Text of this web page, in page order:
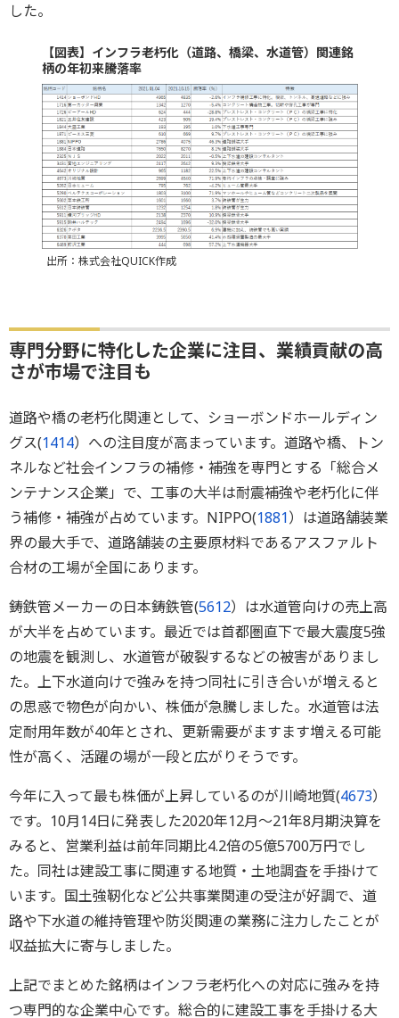
した。
【図表】インフラ老朽化（道路、橋梁、水道管）関連銘
柄の年初来騰落率
出所：株式会社QUICK作成
専門分野に特化した企業に注目、業績貢献の高
さが市場で注目も
道路や橋の老朽化関連として、ショーボンドホールディン
グス(1414）への注目度が高まっています。道路や橋、トン
ネルなど社会インフラの補修・補強を専門とする「総合メ
ンテナンス企業」で、工事の大半は耐震補強や老朽化に伴
う補修・補強が占めています。NIPPO(1881）は道路舗装業
界の最大手で、道路舗装の主要原材料であるアスファルト
合材の工場が全国にあります。
鋳鉄管メーカーの日本鋳鉄管(5612）は水道管向けの売上高
が大半を占めています。最近では首都圏直下で最大震度5強
の地震を観測し、水道管が破裂するなどの被害がありまし
た。上下水道向けで強みを持つ同社に引き合いが増えると
の思惑で物色が向かい、株価が急騰しました。水道管は法
定耐用年数が40年とされ、更新需要がますます増える可能
性が高く、活躍の場が一段と広がりそうです。
今年に入って最も株価が上昇しているのが川崎地質(4673）
です。10月14日に発表した2020年12月～21年8月期決算を
みると、営業利益は前年同期比4.2倍の5億5700万円でし
た。同社は建設工事に関連する地質・土地調査を手掛けて
います。国土強靭化など公共事業関連の受注が好調で、道
路や下水道の維持管理や防災関連の業務に注力したことが
収益拡大に寄与しました。
上記でまとめた銘柄はインフラ老朽化への対応に強みを持
つ専門的な企業中心です。総合的に建設工事を手掛ける大